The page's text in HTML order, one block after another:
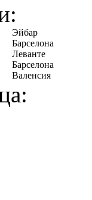
Эйбар
Барселона
Леванте
Барселона
Валенсия